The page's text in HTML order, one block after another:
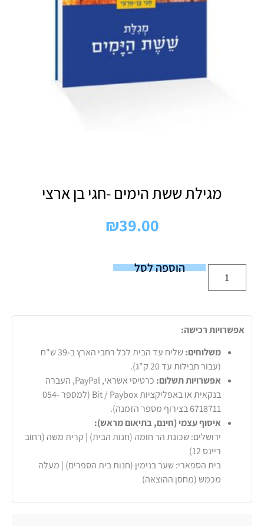
מגילת ששת הימים -חגי בן ארצי
₪39.00
הוספה לסל
אפשרויות רכישה:
משלוחים:
שליח עד הבית לכל רחבי הארץ ב-39 ש"ח
(עבור חבילות עד 20 ק"ג).
אפשרויות תשלום:
כרטיסי אשראי, PayPal, העברה
בנקאית או באפליקציות Bit / Paybox (למספר 054-
6718711 בצירוף מספר הזמנה).
איסוף עצמי (חינם, בתיאום מראש):
ירושלים: שכונת הר חומה (חנות הבית) | קרית משה (רחוב
ריינס 12)
בית הספארי: שער בנימין (חנות בית הספרים) | מעלה
מכמש (מחסן ההוצאה)